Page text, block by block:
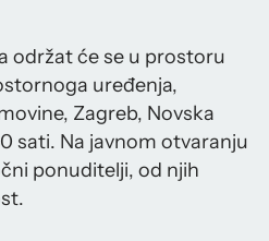
održat će se u prostoru
uređenja,
Zagreb, Novska
sati. Na javnom otvaranju
ponuditelji, od njih